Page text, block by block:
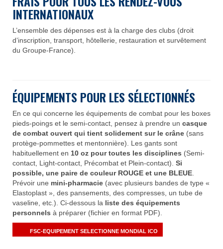
INTERNATIONAUX
L’ensemble des dépenses est à la charge des clubs (droit
d’inscription, transport, hôtellerie, restauration et survêtement
du Groupe-France).
ÉQUIPEMENTS POUR LES SÉLECTIONNÉS
En ce qui concerne les équipements de combat pour les boxes
pieds-poings et le semi-contact, pensez à prendre un casque
de combat ouvert qui tient solidement sur le crâne (sans
protège-pommettes et mentonnière). Les gants sont
habituellement en 10 oz pour toutes les disciplines (Semi-
contact, Light-contact, Précombat et Plein-contact). Si
possible, une paire de couleur ROUGE et une BLEUE.
Prévoir une mini-pharmacie (avec plusieurs bandes de type «
Elastoplast », des pansements, des compresses, un tube de
vaseline, etc.). Ci-dessous la liste des équipements
personnels à préparer (fichier en format PDF).
FSC-EQUIPEMENT SELECTIONNE MONDIAL ICO